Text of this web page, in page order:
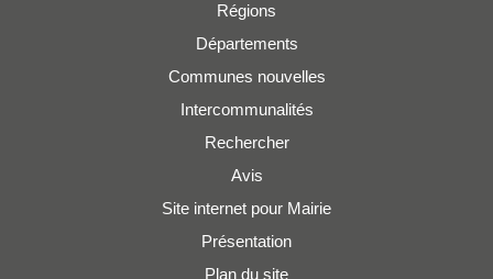
Régions
Départements
Communes nouvelles
Intercommunalités
Rechercher
Avis
Site internet pour Mairie
Présentation
Plan du site